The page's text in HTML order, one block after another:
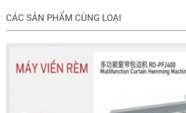
CÁC SẢN PHẨM CÙNG LOẠI